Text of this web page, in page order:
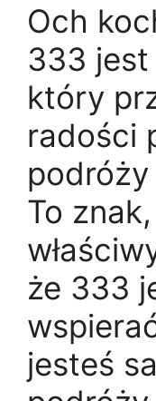
Och
333 jest
który
radości
podróży
To
że 333
jesteś